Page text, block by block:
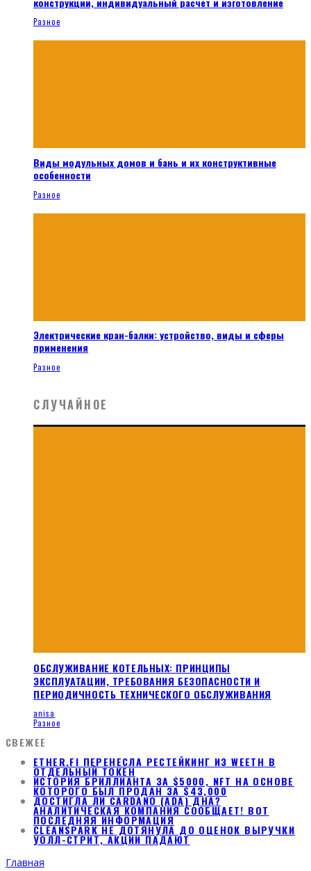
Разное
Виды модульных домов и бань и их конструктивные
особенности
Разное
Электрические кран-балки: устройство, виды и сферы
применения
Разное
СЛУЧАЙНОЕ
ОБСЛУЖИВАНИЕ КОТЕЛЬНЫХ: ПРИНЦИПЫ
ЭКСПЛУАТАЦИИ, ТРЕБОВАНИЯ БЕЗОПАСНОСТИ И
ПЕРИОДИЧНОСТЬ ТЕХНИЧЕСКОГО ОБСЛУЖИВАНИЯ
anisa
Разное
СВЕЖЕЕ
ETHER.FI ПЕРЕНЕСЛА РЕСТЕЙКИНГ ИЗ WEETH В
ОТДЕЛЬНЫЙ ТОКЕН
ИСТОРИЯ БРИЛЛИАНТА ЗА $5000, NFT НА ОСНОВЕ
КОТОРОГО БЫЛ ПРОДАН ЗА $43,000
ДОСТИГЛА ЛИ CARDANO (ADA) ДНА?
АНАЛИТИЧЕСКАЯ КОМПАНИЯ СООБЩАЕТ! ВОТ
ПОСЛЕДНЯЯ ИНФОРМАЦИЯ
CLEANSPARK НЕ ДОТЯНУЛА ДО ОЦЕНОК ВЫРУЧКИ
УОЛЛ-СТРИТ, АКЦИИ ПАДАЮТ
Главная